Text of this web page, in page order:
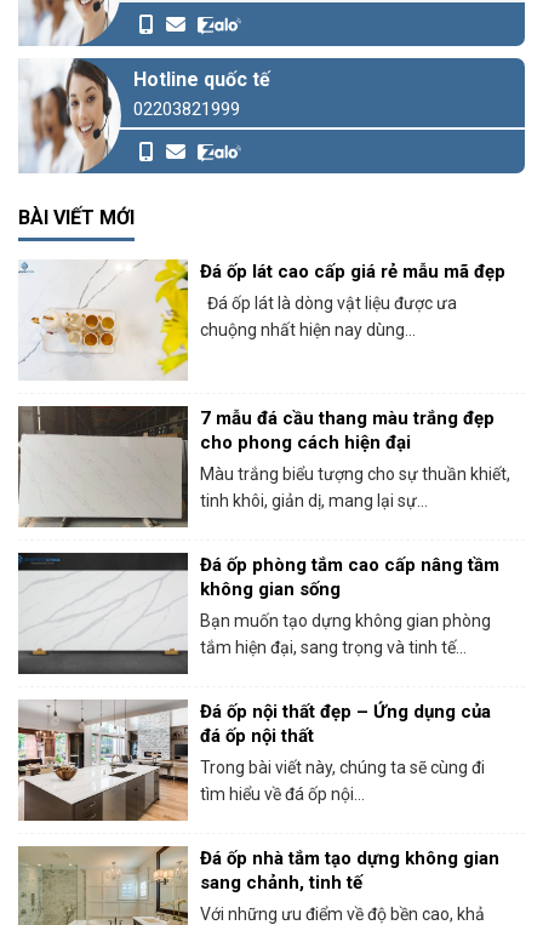
Hotline quốc tế
02203821999
BÀI VIẾT MỚI
Đá ốp lát cao cấp giá rẻ mẫu mã đẹp
Đá ốp lát là dòng vật liệu được ưa
chuộng nhất hiện nay dùng...
7 mẫu đá cầu thang màu trắng đẹp
cho phong cách hiện đại
Màu trắng biểu tượng cho sự thuần khiết,
tinh khôi, giản dị, mang lại sự...
Đá ốp phòng tắm cao cấp nâng tầm
không gian sống
Bạn muốn tạo dựng không gian phòng
tắm hiện đại, sang trọng và tinh tế...
Đá ốp nội thất đẹp – Ứng dụng của
đá ốp nội thất
Trong bài viết này, chúng ta sẽ cùng đi
tìm hiểu về đá ốp nội...
Đá ốp nhà tắm tạo dựng không gian
sang chảnh, tinh tế
Với những ưu điểm về độ bền cao, khả